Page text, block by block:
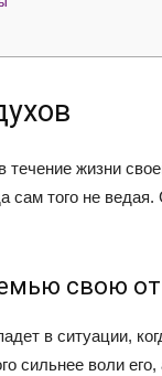
жизни
сам того не
свою
в ситуации,
сильнее воли